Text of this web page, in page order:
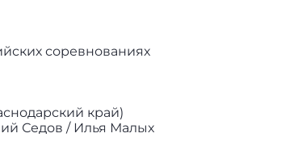
соревнованиях
край)
Седов / Илья Малых